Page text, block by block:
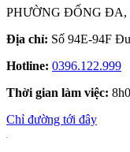
PHƯỜNG ĐỐNG ĐA,
Địa chỉ: Số 94E-94F
Hotline: 0396.122.999
Thời gian làm việc:
Chỉ đường tới đây